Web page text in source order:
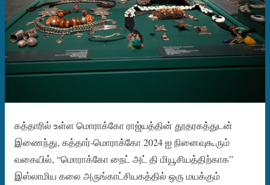
கத்தாரில் உள்ள மொராக்கோ ராஜ்யத்தின் தூதரகத்துடன்
இணைந்து, கத்தார்-மொராக்கோ 2024 ஐ நினைவுகூரும்
வகையில், “மொராக்கோ நைட் அட் தி மியூசியத்திற்காக”
இஸ்லாமிய கலை அருங்காட்சியகத்தில் ஒரு மயக்கும்